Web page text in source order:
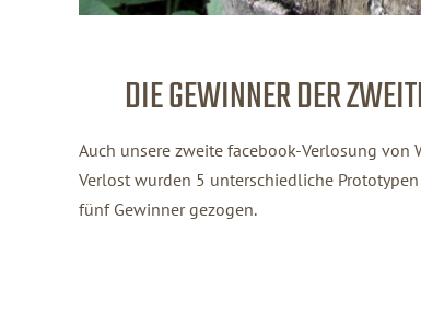
DIE GEWINNER DER
Auch unsere zweite facebook-Verlosung
Verlost wurden 5 unterschiedliche
fünf Gewinner gezogen.